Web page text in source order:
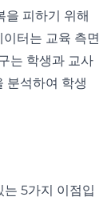
을 피하기 위해
터는 교육 측면
는 학생과 교사
분석하여 학생
5가지 이점입